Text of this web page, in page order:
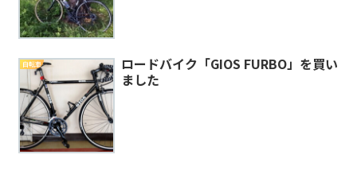
自転車
ロードバイク「GIOS FURBO」を買い
ました